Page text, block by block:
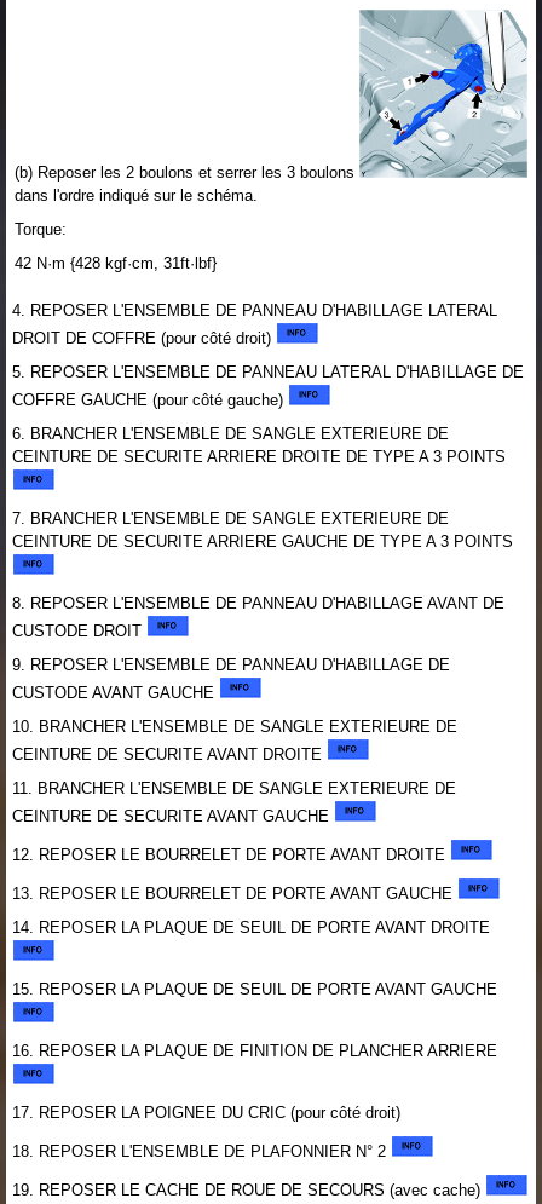
(b) Reposer les 2 boulons et serrer les 3 boulons
dans l'ordre indiqué sur le schéma.
Torque:
42 N·m {428 kgf·cm, 31ft·lbf}
4. REPOSER L'ENSEMBLE DE PANNEAU D'HABILLAGE LATERAL
DROIT DE COFFRE (pour côté droit)
5. REPOSER L'ENSEMBLE DE PANNEAU LATERAL D'HABILLAGE DE
COFFRE GAUCHE (pour côté gauche)
6. BRANCHER L'ENSEMBLE DE SANGLE EXTERIEURE DE
CEINTURE DE SECURITE ARRIERE DROITE DE TYPE A 3 POINTS
7. BRANCHER L'ENSEMBLE DE SANGLE EXTERIEURE DE
CEINTURE DE SECURITE ARRIERE GAUCHE DE TYPE A 3 POINTS
8. REPOSER L'ENSEMBLE DE PANNEAU D'HABILLAGE AVANT DE
CUSTODE DROIT
9. REPOSER L'ENSEMBLE DE PANNEAU D'HABILLAGE DE
CUSTODE AVANT GAUCHE
10. BRANCHER L'ENSEMBLE DE SANGLE EXTERIEURE DE
CEINTURE DE SECURITE AVANT DROITE
11. BRANCHER L'ENSEMBLE DE SANGLE EXTERIEURE DE
CEINTURE DE SECURITE AVANT GAUCHE
12. REPOSER LE BOURRELET DE PORTE AVANT DROITE
13. REPOSER LE BOURRELET DE PORTE AVANT GAUCHE
14. REPOSER LA PLAQUE DE SEUIL DE PORTE AVANT DROITE
15. REPOSER LA PLAQUE DE SEUIL DE PORTE AVANT GAUCHE
16. REPOSER LA PLAQUE DE FINITION DE PLANCHER ARRIERE
17. REPOSER LA POIGNEE DU CRIC (pour côté droit)
18. REPOSER L'ENSEMBLE DE PLAFONNIER N° 2
19. REPOSER LE CACHE DE ROUE DE SECOURS (avec cache)